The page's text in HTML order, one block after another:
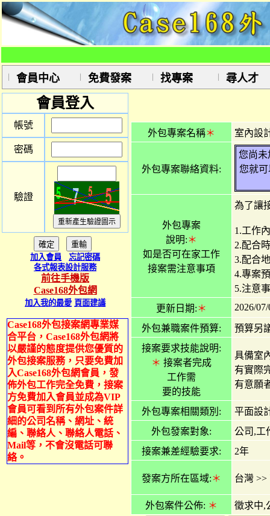
會員中心 免費發案 找專案 尋人才
會員登入
帳號
密碼
驗證
加入會員
忘記密碼
各式報表設計服務
前往手機版
Case168外包網
加入我的最愛 頁面建議
Case168外包接案網專業媒
合平台，Case168外包網將
以嚴謹的態度提供您優質的
外包接案服務，只要免費加
入Case168外包網會員，發
佈外包工作完全免費，接案
方免費加入會員並成為VIP
會員可看到所有外包案件詳
細的公司名稱、網址、統
編、聯絡人、聯絡人電話、
Mail等，不會沒電話可聯
絡。
外包專案名稱＊ 室內設
外包專案聯絡資料:
您尚未
您就
外包專案
說明:＊
如是否可在家工作
接案需注意事項
為了讓
1.工作
2.配合
3.配合
4.專案
5.注意
更新日期:＊ 2026/
外包兼職案件預算:
預算另
接案要求技能說明:
＊ 接案者完成
工作需
要的技能
具備室
有實際
有意願
外包專案相關類別:
平面設
外包發案對象:
公司,工
接案兼差經驗要求:
2年
發案方所在區域:＊ 台灣 >>
外包案件公佈: ＊ 徵求中,